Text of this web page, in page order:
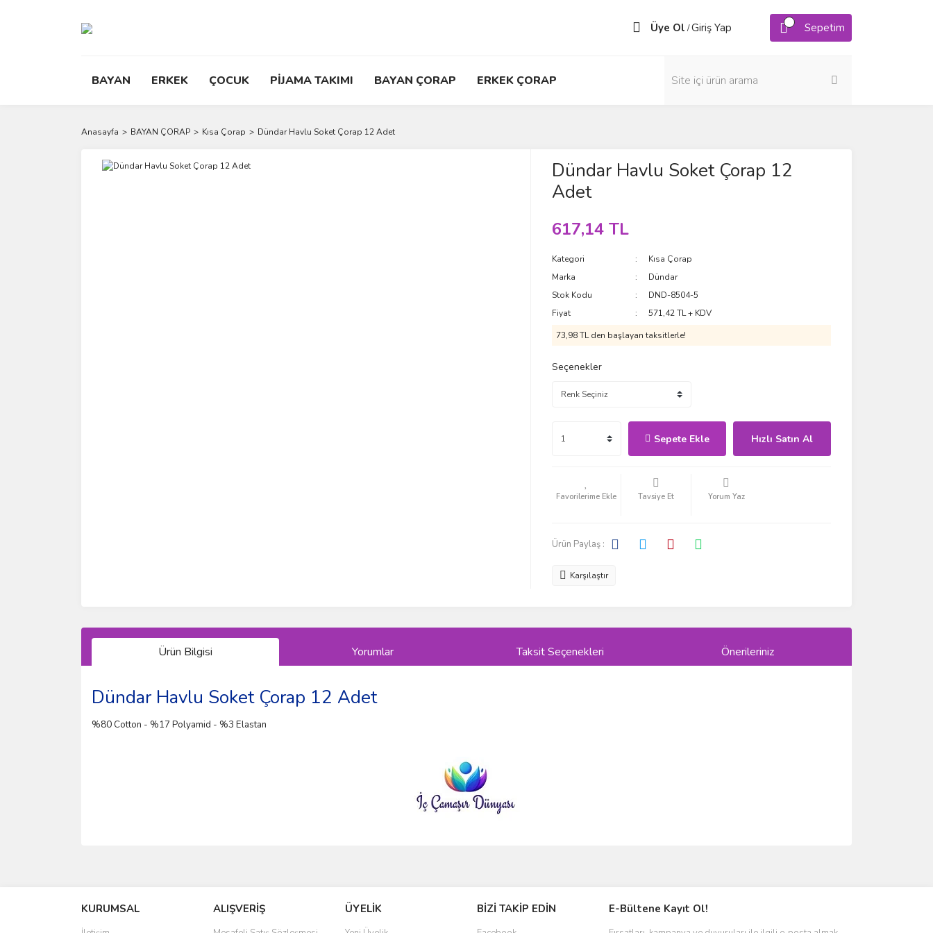
Üye Ol /Giriş Yap Sepetim
BAYAN ERKEK ÇOCUK PİJAMA TAKIMI BAYAN ÇORAP ERKEK ÇORAP
Anasayfa BAYAN ÇORAP Kısa Çorap Dündar Havlu Soket Çorap 12 Adet
Dündar Havlu Soket Çorap 12
Adet
617,14 TL
Kategori
Kısa Çorap
Marka
Dündar
Stok Kodu
DND-8504-5
Fiyat
571,42 TL + KDV
73,98 TL den başlayan taksitlerle!
Seçenekler
Sepete Ekle Hızlı Satın Al
Tavsiye Et Yorum Yaz
Ürün Paylaş :
Karşılaştır
Ürün Bilgisi Yorumlar Taksit Seçenekleri Önerileriniz
Dündar Havlu Soket Çorap 12 Adet
%80 Cotton - %17 Polyamid - %3 Elastan
Ürün resmi kalitesiz, bozuk veya görüntülenemiyor.
Ürün açıklamasında eksik bilgiler bulunuyor.
KURUMSAL ALIŞVERİŞ ÜYELİK BİZİ TAKİP EDİN E-Bültene Kayıt Ol!